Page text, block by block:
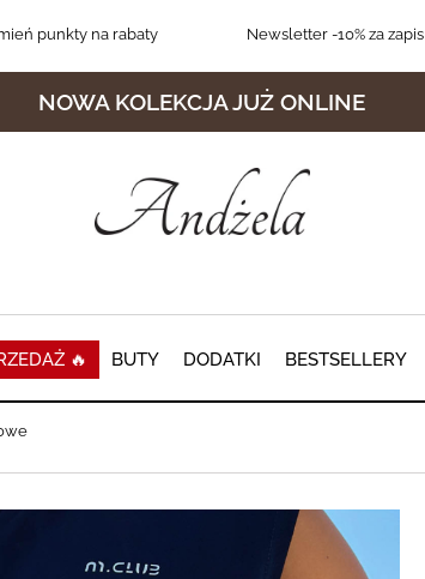
punkty na rabaty Newsletter-10% za zapis
NOWA KOLEKCJA JUŻ ONLINE
🔥 BUTY DODATKI BESTSELLERY